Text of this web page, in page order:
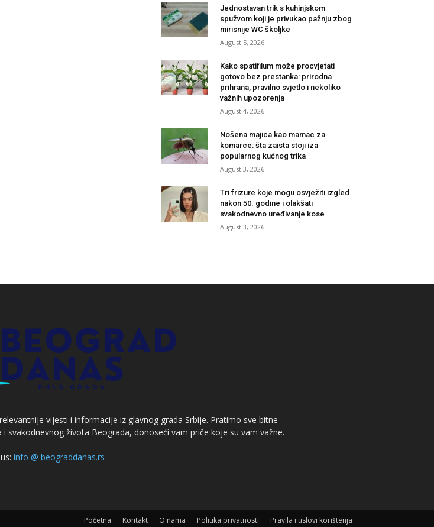
Jednostavan trik s kuhinjskom
spužvom koji je privukao pažnju zbog
mirisnije WC školjke
August 5, 2026
Kako spatifilum može procvjetati
gotovo bez prestanka: prirodna
prihrana, pravilno svjetlo i nekoliko
važnih upozorenja
August 4, 2026
Nošena majica kao mamac za
komarce: šta zaista stoji iza
popularnog kućnog trika
August 3, 2026
Tri frizure koje mogu osvježiti izgled
nakon 50. godine i olakšati
svakodnevno uređivanje kose
August 3, 2026
vijesti i informacije iz glavnog grada Srbije. Pratimo sve bitne
života Beograda, donoseći vam priče koje su vam važne.
info @ beograddanas.rs
Početna Kontakt O nama Politika privatnosti Pravila i uslovi korištenja